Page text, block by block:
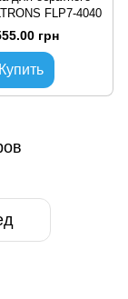
FLP7-4040
грн
Купить